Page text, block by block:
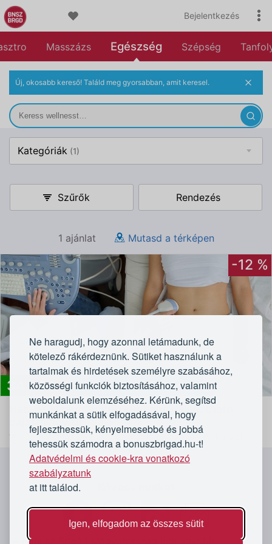
Ne haragudj, hogy azonnal letámadunk, de
kötelező rákérdeznünk. Sütiket használunk a
tartalmak és hirdetések személyre szabásához,
közösségi funkciók biztosításához, valamint
weboldalunk elemzéséhez. Kérünk, segítsd
munkánkat a sütik elfogadásával, hogy
fejleszthessük, kényelmesebbé és jobbá
tehessük számodra a bonuszbrigad.hu-t!
Adatvédelmi és cookie-kra vonatkozó
szabályzatunk
at itt találod.
Igen, elfogadom az összes sütit
Bejelentkezés
Masszázs Egészség Szépség
Új, okosabb kereső! Találd meg gyorsabban, amit keresel.
Kategóriák (1)
Szűrők Rendezés
1 ajánlat Mutasd a térképen
-12 %
34 990Ft Modern, profi rendelőintézet
Hasi és kismedencei ultrahang választható
pajzsmirigy UH-val
4,5/5 Medina Egészségcentrum - Budapest - IV. kerület
`
A Bónusz Brigád Magyarország legnagyobb